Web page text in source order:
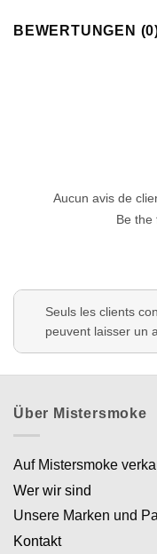
BEWERTUNGEN
Aucun avis de
Be the
Seuls les clients
peuvent laisser un
Über Mistersmoke
Auf Mistersmoke
Wer wir sind
Unsere Marken und
Kontakt